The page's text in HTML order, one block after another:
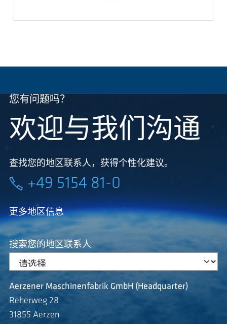
您有问题吗？
欢迎与我们沟通
查找您的地区联系人，获得个性化建议。
+49 5154 81-0
更多地区信息
搜索您的地区联系人
Aerzener Maschinenfabrik GmbH (Headquarter)
Reherweg 28
31855 Aerzen